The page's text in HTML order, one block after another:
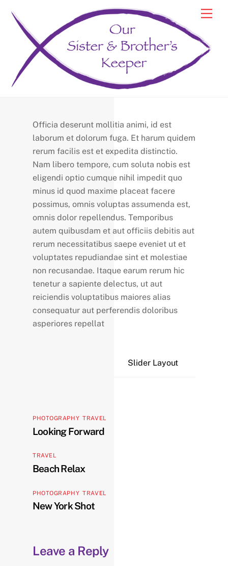
content
Officia deserunt mollitia animi, id est
laborum et dolorum fuga. Et harum quidem
rerum facilis est et expedita distinctio.
Nam libero tempore, cum soluta nobis est
eligendi optio cumque nihil impedit quo
minus id quod maxime placeat facere
possimus, omnis voluptas assumenda est,
omnis dolor repellendus. Temporibus
autem quibusdam et aut officiis debitis aut
rerum necessitatibus saepe eveniet ut et
voluptates repudiandae sint et molestiae
non recusandae. Itaque earum rerum hic
tenetur a sapiente delectus, ut aut
reiciendis voluptatibus maiores alias
consequatur aut perferendis doloribus
asperiores repellat
Slider Layout
PHOTOGRAPHY,TRAVEL
Looking Forward
TRAVEL
Beach Relax
PHOTOGRAPHY,TRAVEL
New York Shot
Leave a Reply
Back
Top